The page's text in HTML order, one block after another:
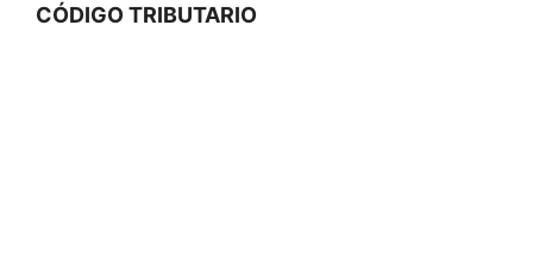
CÓDIGO TRIBUTARIO